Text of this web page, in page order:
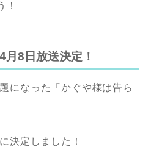
！
8日放送決定！
になった「かぐや様は告ら
決定しました！